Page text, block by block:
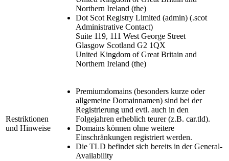
Northern Ireland (the)
Dot Scot Registry Limited (admin) (.scot
Administrative Contact)
Suite 119, 111 West George Street
Glasgow Scotland G2 1QX
United Kingdom of Great Britain and
Northern Ireland (the)
Restriktionen
und Hinweise
Premiumdomains (besonders kurze oder
allgemeine Domainnamen) sind bei der
Registrierung und evtl. auch in den
Folgejahren erheblich teurer (z.B. car.tld).
Domains können ohne weitere
Einschränkungen registriert werden.
Die TLD befindet sich bereits in der General-
Availability